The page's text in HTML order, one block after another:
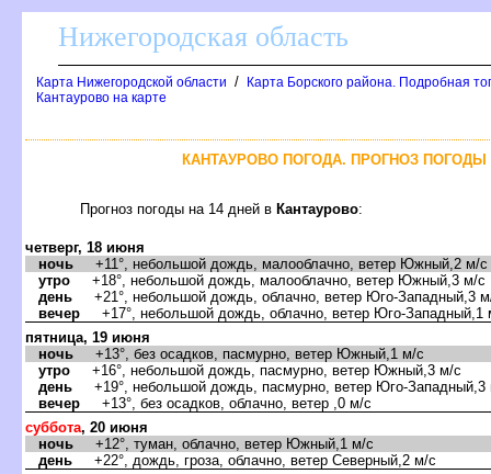
Нижегородская область
Карта Нижегородской области /
Карта Борского района. Подробная
Кантаурово на карте
КАНТАУРОВО ПОГОДА. ПРОГНОЗ
Прогноз погоды на 14 дней Кантаурово:
четверг, 18 июня
ночь +11°, небольшой дождь, малооблачно, ветер Южный,2 м/с
утро +18°, небольшой дождь, малооблачно, ветер Южный,3 м/с
день +21°, небольшой дождь, облачно, ветер Юго-Западный,3
ечер +17°, небольшой дождь, облачно, ветер Юго-Западный,1
пятница, 19 июня
ночь +13°, без осадков, пасмурно, ветер Южный,1 м/с
утро +16°, небольшой дождь, пасмурно, ветер Южный,3 м/с
день +19°, небольшой дождь, пасмурно, ветер Юго-Западный,3
ечер +13°, без осадков, облачно, ветер ,0 м/с
суббота, 20 июня
ночь +12°, туман, облачно, ветер Южный,1 м/с
день +22°, дождь, гроза, облачно, ветер Северный,2 м/с